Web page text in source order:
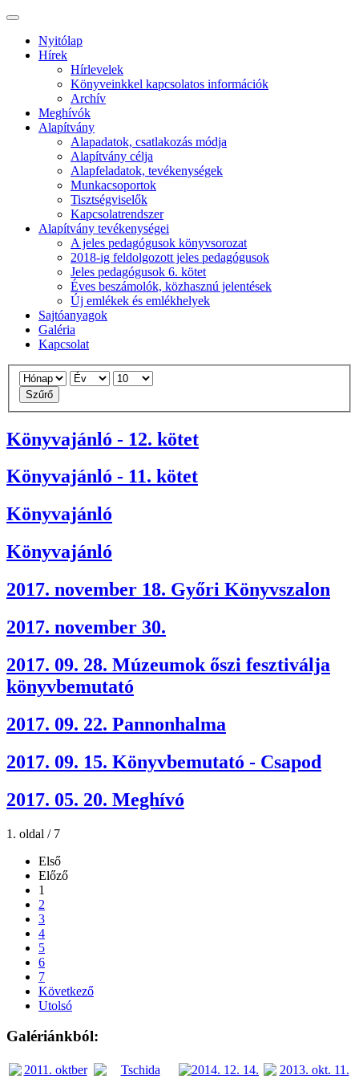
Nyitólap
Hírek
Hírlevelek
Könyveinkkel kapcsolatos információk
Archív
Meghívók
Alapítvány
Alapadatok, csatlakozás módja
Alapítvány célja
Alapfeladatok, tevékenységek
Munkacsoportok
Tisztségviselők
Kapcsolatrendszer
Alapítvány tevékenységei
A jeles pedagógusok könyvsorozat
2018-ig feldolgozott jeles pedagógusok
Jeles pedagógusok 6. kötet
Éves beszámolók, közhasznú jelentések
Új emlékek és emlékhelyek
Sajtóanyagok
Galéria
Kapcsolat
Szűrő
Könyvajánló - 12. kötet
Könyvajánló - 11. kötet
Könyvajánló
Könyvajánló
2017. november 18. Győri Könyvszalon
2017. november 30.
2017. 09. 28. Múzeumok őszi fesztiválja
könyvbemutató
2017. 09. 22. Pannonhalma
2017. 09. 15. Könyvbemutató - Csapod
2017. 05. 20. Meghívó
1. oldal / 7
Első
Előző
1
2
3
4
5
6
7
Következő
Utolsó
Galériánkból: